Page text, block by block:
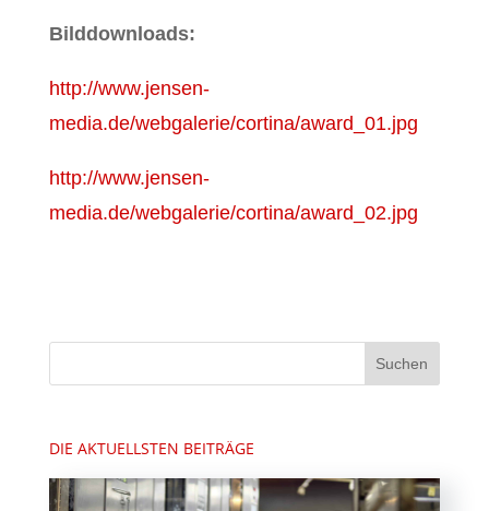
Bilddownloads:
http://www.jensen-
media.de/webgalerie/cortina/award_01.jpg
http://www.jensen-
media.de/webgalerie/cortina/award_02.jpg
DIE AKTUELLSTEN BEITRÄGE